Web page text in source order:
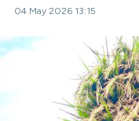
04 May 2026 13:15